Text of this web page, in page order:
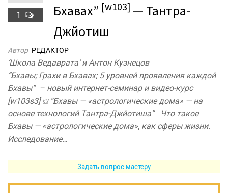
1
Бхавах” [w103] — Тантра-
Джйотиш
Автор РЕДАКТОР
‘Школа Ведаврата‘ и Антон Кузнецов
“Бхавы; Грахи в Бхавах; 5 уровней проявления каждой
Бхавы“ – новый интернет-семинар и видео-курс
[w103s3] ⛋ “Бхавы — «астрологические дома» — на
основе технологий Тантра-Джйотиша” Что такое
Бхавы — «астрологические дома», как сферы жизни.
Исследование…
Задать вопрос мастеру